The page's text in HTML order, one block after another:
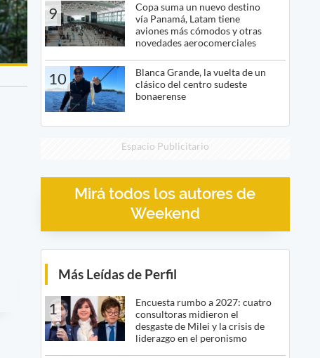
9
Copa suma un nuevo destino
vía Panamá, Latam tiene
aviones más cómodos y otras
novedades aerocomerciales
10
Blanca Grande, la vuelta de un
clásico del centro sudeste
bonaerense
Espacio Publicitario
Mirá todos los autores de
Weekend
Más Leídas de Perfil
1
Encuesta rumbo a 2027: cuatro
consultoras midieron el
desgaste de Milei y la crisis de
liderazgo en el peronismo